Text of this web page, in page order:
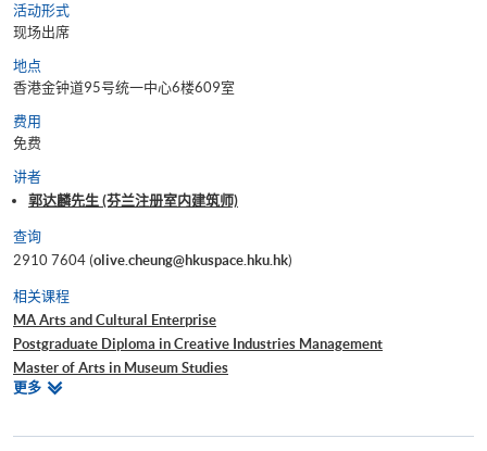
活动形式
现场出席
地点
香港金钟道95号统一中心6楼609室
费用
免费
讲者
郭达麟先生 (芬兰注册室内建筑师)
查询
2910 7604 (olive.cheung@hkuspace.hku.hk)
相关课程
MA Arts and Cultural Enterprise
Postgraduate Diploma in Creative Industries Management
Master of Arts in Museum Studies
Master of Science in Museum Studies
Postgraduate Certificate in Museum Studies
更多相